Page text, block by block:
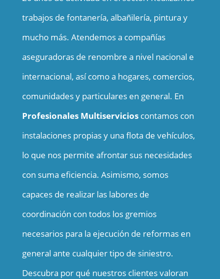
trabajos de fontanería, albañilería, pintura y
mucho más. Atendemos a compañías
aseguradoras de renombre a nivel nacional e
internacional, así como a hogares, comercios,
comunidades y particulares en general. En
Profesionales Multiservicioscontamos con
instalaciones propias y una flota de vehículos,
lo que nos permite afrontar sus necesidades
con suma eficiencia. Asimismo, somos
capaces de realizar las labores de
coordinación con todos los gremios
necesarios para la ejecución de reformas en
general ante cualquier tipo de siniestro.
Descubra por qué nuestros clientes valoran